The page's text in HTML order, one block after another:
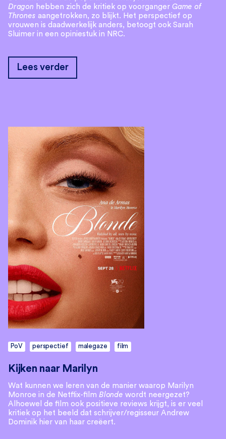
Dragon hebben zich de kritiek op voorganger Game of
Thrones aangetrokken, zo blijkt. Het perspectief op
vrouwen is daadwerkelijk anders, betoogt ook Sarah
Sluimer in een opiniestuk in NRC.
Lees verder
PoV perspectief malegaze film
Kijken naar Marilyn
Wat kunnen we leren van de manier waarop Marilyn
Monroe in de Netflix-film Blonde wordt neergezet?
Alhoewel de film ook positieve reviews krijgt, is er veel
kritiek op het beeld dat schrijver/regisseur Andrew
Dominik hier van haar creëert.